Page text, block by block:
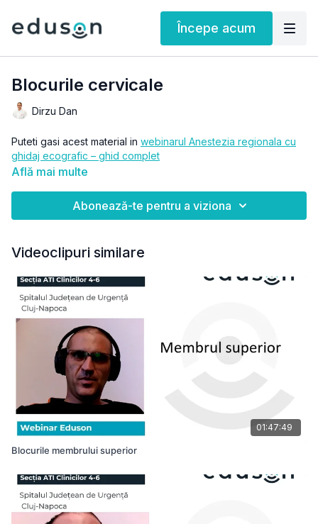
Începe acum
Blocurile cervicale
Dirzu Dan
Puteti gasi acest material in webinarul Anestezia regionala cu
ghidaj ecografic – ghid complet
Află mai multe
Abonează-te pentru a viziona
Videoclipuri similare
01:47:49
Blocurile membrului superior